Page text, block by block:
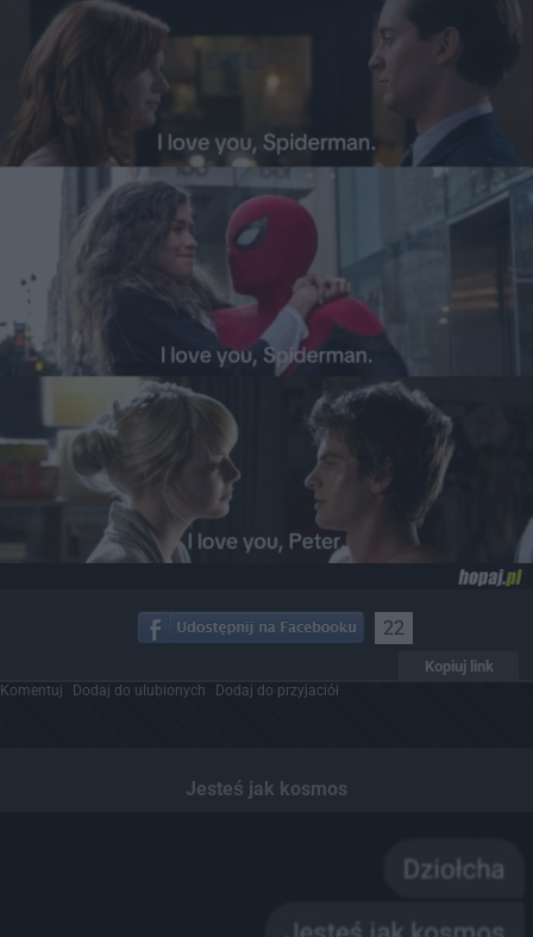
22
Kopiuj link
Komentuj Dodaj do ulubionych Dodaj do przyjaciół
Jesteś jak kosmos